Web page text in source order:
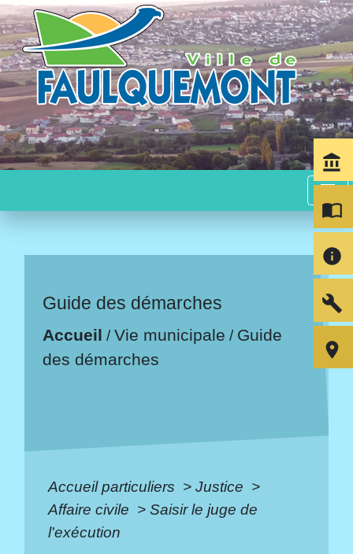
menu
Guide des démarches
Accueil /Vie municipale / Guide
des démarches
Accueil particuliers > Justice >
Affaire civile > Saisir le juge de
l'exécution
account_balance
import_contacts
info
build
room